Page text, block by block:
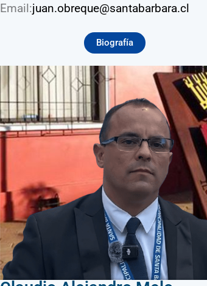
Email:juan.obreque@santabarbara.cl
Biografía